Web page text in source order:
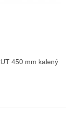
450 mm kalený